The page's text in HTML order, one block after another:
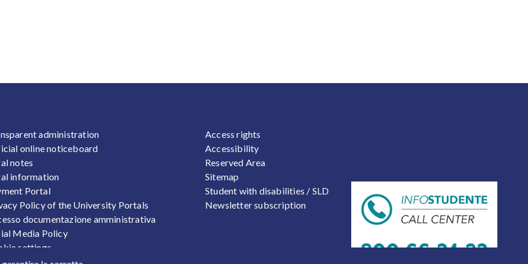
1
administration
online noticeboard
notes
information
Portal
Policy of the University Portals
documentazione amministrativa
Media Policy
settings
Data Protection
FOOTER 2
Access rights
Accessibility
Reserved Area
Sitemap
Student with disabilities / SLD
Newsletter subscription